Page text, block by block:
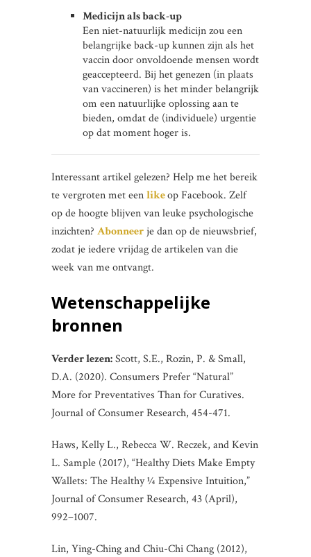
Medicijn als back-up
Een niet-natuurlijk medicijn zou een
belangrijke back-up kunnen zijn als het
vaccin door onvoldoende mensen wordt
geaccepteerd. Bij het genezen (in plaats
van vaccineren) is het minder belangrijk
om een natuurlijke oplossing aan te
bieden, omdat de (individuele) urgentie
op dat moment hoger is.
Interessant artikel gelezen? Help me het bereik
te vergroten met eenlikeop Facebook. Zelf
op de hoogte blijven van leuke psychologische
inzichten? Abonneerje dan op de nieuwsbrief,
zodat je iedere vrijdag de artikelen van die
week van me ontvangt.
Wetenschappelijke
bronnen
Verder lezen:Scott, S.E., Rozin, P. & Small,
D.A. (2020). Consumers Prefer “Natural”
More for Preventatives Than for Curatives.
Journal of Consumer Research, 454-471.
Haws, Kelly L., Rebecca W. Reczek, and Kevin
L. Sample (2017), “Healthy Diets Make Empty
Wallets: The Healthy 1⁄4 Expensive Intuition,”
Journal of Consumer Research, 43 (April),
992–1007.
Lin, Ying-Ching and Chiu-Chi Chang (2012),